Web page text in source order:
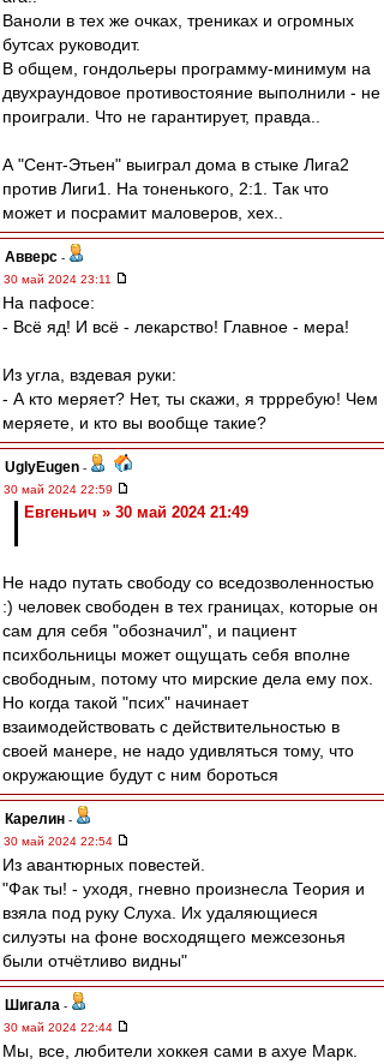
Ваноли в тех же очках, трениках и огромных
бутсах руководит.
В общем, гондольеры программу-минимум на
двухраундовое противостояние выполнили - не
проиграли. Что не гарантирует, правда..
А "Сент-Этьен" выиграл дома в стыке Лига2
против Лиги1. На тоненького, 2:1. Так что
может и посрамит маловеров, хех..
Авверс -
30 май 2024 23:11
На пафосе:
- Всё яд! И всё - лекарство! Главное - мера!
Из угла, вздевая руки:
- А кто меряет? Нет, ты скажи, я тррребую! Чем
меряете, и кто вы вообще такие?
UglyEugen -
30 май 2024 22:59
Евгеньич » 30 май 2024 21:49
Не надо путать свободу со вседозволенностью
:) человек свободен в тех границах, которые он
сам для себя "обозначил", и пациент
психбольницы может ощущать себя вполне
свободным, потому что мирские дела ему пох.
Но когда такой "псих" начинает
взаимодействовать с действительностью в
своей манере, не надо удивляться тому, что
окружающие будут с ним бороться
Карелин -
30 май 2024 22:54
Из авантюрных повестей.
"Фак ты! - уходя, гневно произнесла Теория и
взяла под руку Слуха. Их удаляющиеся
силуэты на фоне восходящего межсезонья
были отчётливо видны"
Шигала -
30 май 2024 22:44
Мы, все, любители хоккея сами в ахуе Марк.